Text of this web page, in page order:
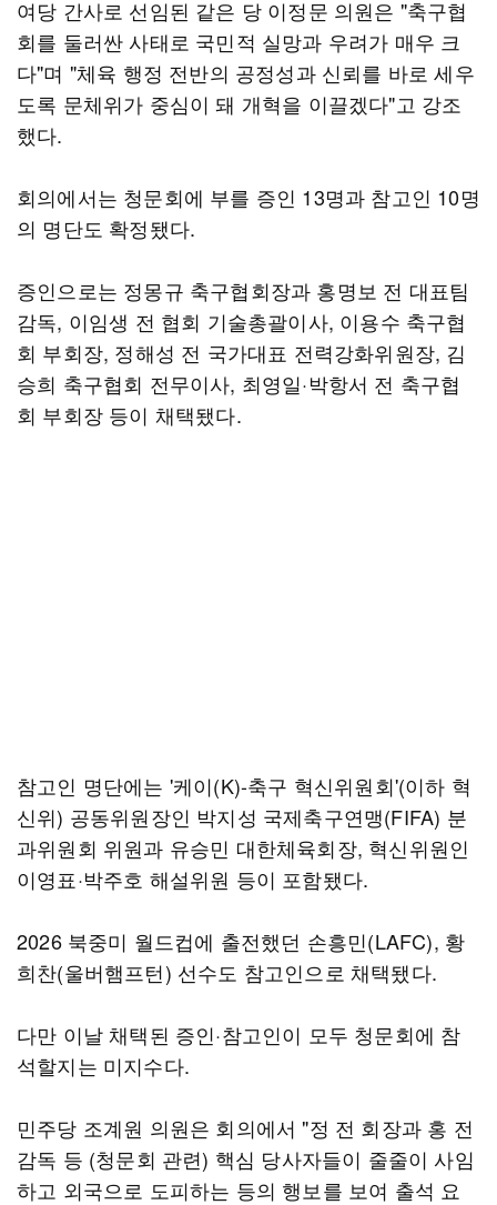
여당 간사로 선임된 같은 당 이정문 의원은 "축구협
회를 둘러싼 사태로 국민적 실망과 우려가 매우 크
다"며 "체육 행정 전반의 공정성과 신뢰를 바로 세우
도록 문체위가 중심이 돼 개혁을 이끌겠다"고 강조
했다.
회의에서는 청문회에 부를 증인 13명과 참고인 10명
의 명단도 확정됐다.
증인으로는 정몽규 축구협회장과 홍명보 전 대표팀
감독, 이임생 전 협회 기술총괄이사, 이용수 축구협
회 부회장, 정해성 전 국가대표 전력강화위원장, 김
승희 축구협회 전무이사, 최영일·박항서 전 축구협
회 부회장 등이 채택됐다.
참고인 명단에는 '케이(K)-축구 혁신위원회'(이하 혁
신위) 공동위원장인 박지성 국제축구연맹(FIFA) 분
과위원회 위원과 유승민 대한체육회장, 혁신위원인
이영표·박주호 해설위원 등이 포함됐다.
2026 북중미 월드컵에 출전했던 손흥민(LAFC), 황
희찬(울버햄프턴) 선수도 참고인으로 채택됐다.
다만 이날 채택된 증인·참고인이 모두 청문회에 참
석할지는 미지수다.
민주당 조계원 의원은 회의에서 "정 전 회장과 홍 전
감독 등 (청문회 관련) 핵심 당사자들이 줄줄이 사임
하고 외국으로 도피하는 등의 행보를 보여 출석 요